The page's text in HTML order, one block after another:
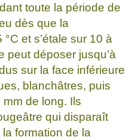
toute la période de
dès que la
et s’étale sur 10 à
peut déposer jusqu’à
sur la face inférieure
blanchâtres, puis
de long. Ils
qui disparaît
formation de la